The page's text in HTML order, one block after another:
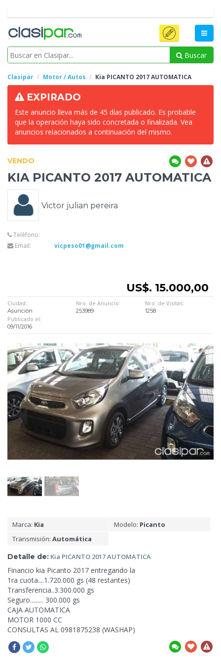
Buscar
Clasipar Motor / Autos Kia PICANTO 2017AUTOMATICA
EXPIRADO
Este anuncio lleva más de 45 días publicado. Es probable
que la operación haya sido concretada o finalizada. Vea
anuncios relacionados a continuación del mismo.
VENDO
KIA PICANTO 2017 AUTOMATICA
Victor julian pereira
Teléfono:
Email:
vicpeso01@gmail.com
US$. 15.000,00
Ciudad:
Asunción
Nro. de Anuncio:
253989
Nro. de Visitas:
1258
Publicado el:
09/11/2016
Marca: Kia Modelo: Picanto
Transmisión: Automática
Detalle de: Kia PICANTO 2017AUTOMATICA
Financio kia Picanto 2017 entregando la
1ra cuota....1.720.000 gs (48 restantes)
Transferencia..3.300.000 gs
Seguro......... 300.000 gs
CAJA AUTOMATICA
MOTOR 1000 CC
CONSULTAS AL 0981875238 (WASHAP)